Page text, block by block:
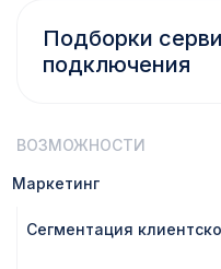
ВОЗМОЖНОСТИ
Маркетинг
Сегментация
Подборки
подключения